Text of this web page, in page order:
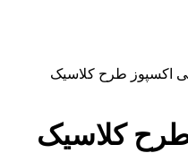
اکسپوز طرح کلاسیک
طرح کلاسیک